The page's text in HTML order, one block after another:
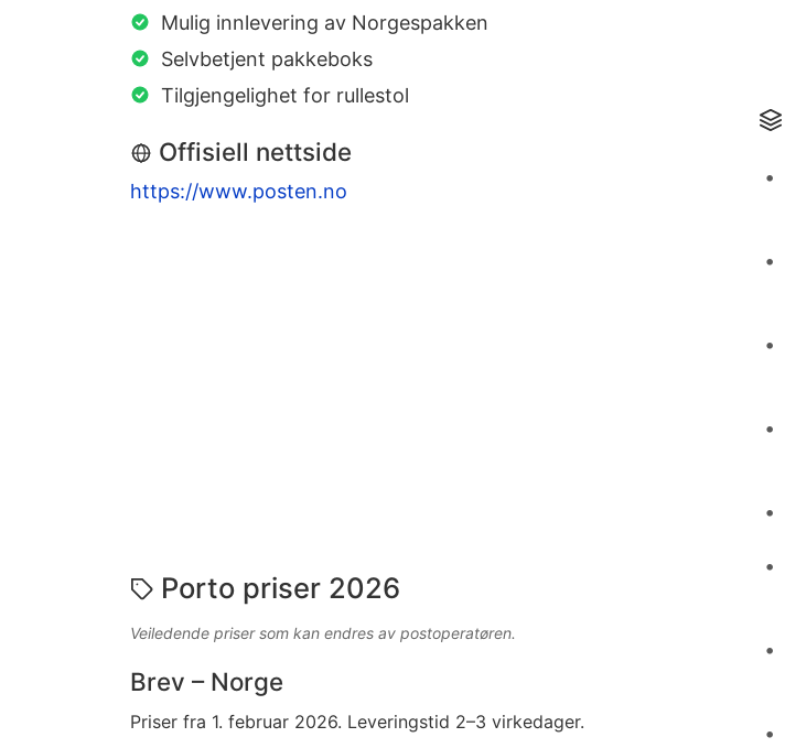
Mulig innlevering av Norgespakken
Selvbetjent pakkeboks
Tilgjengelighet for rullestol
Offisiell nettside
https://www.posten.no
Porto priser 2026
Veiledende priser som kan endres av postoperatøren.
Brev – Norge
Priser fra 1. februar 2026. Leveringstid 2–3 virkedager.